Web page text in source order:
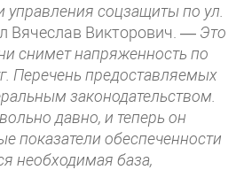
управления соцзащиты по ул.
Вячеслав Викторович. — Это
снимет напряженность по
Перечень предоставляемых
законодательством.
давно, и теперь он
показатели обеспеченности
необходимая база,